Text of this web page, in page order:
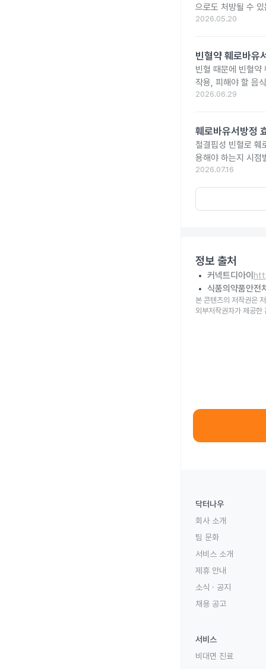
으로도 처방될 수
2026.05.20
빈혈약 훼로바유
빈혈 때문에 빈혈약
작용, 피해야 할 음
2026.06.29
훼로바유서방정
철결핍성 빈혈로 훼
용해야 하는지 시점
2026.07.16
정보 출처
커넥트디아이
식품의약품안전
본 콘텐츠의 저작권은
외부저작권자가 제공한
닥터나우
회사 소개
팀 문화
서비스 소개
제휴 안내
소식 · 공지
채용 공고
서비스
비대면 진료